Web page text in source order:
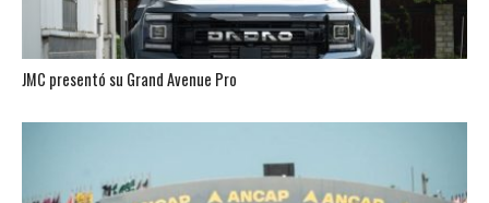
JMC presentó su Grand Avenue Pro